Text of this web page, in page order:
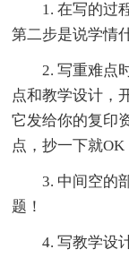
1. 在写的过程
第二步是说学情
2. 写重难点时
点和教学设计，
它发给你的复印
点，抄一下就OK
3. 中间空的部
题！
4. 写教学设计